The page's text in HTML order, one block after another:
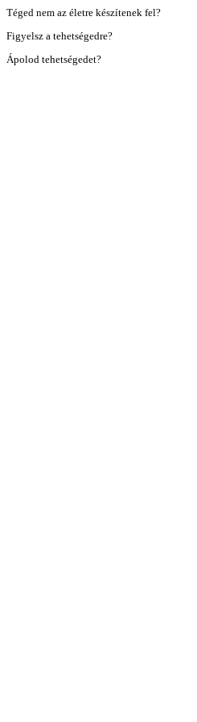
Téged nem az életre készítenek fel?
Figyelsz a tehetségedre?
Ápolod tehetségedet?